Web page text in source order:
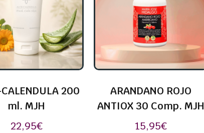
200
ml. MJH
22,95€
ARANDANO ROJO
ANTIOX 30 Comp. MJH
15,95€